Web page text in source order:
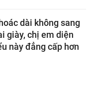
dài không sang
giày, chị em diện
này đẳng cấp hơn